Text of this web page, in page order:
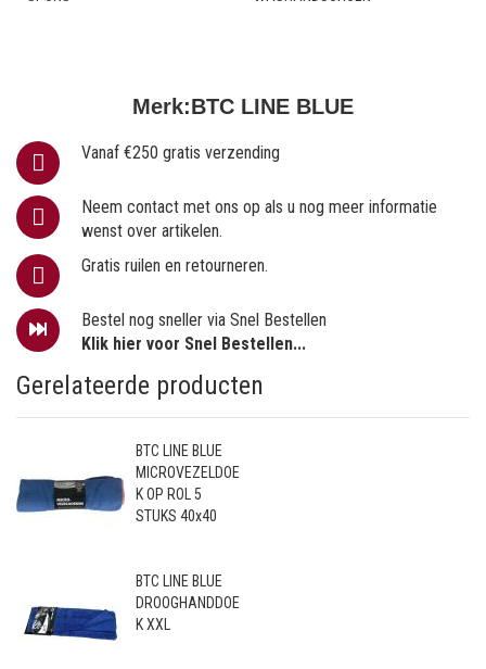
Merk:BTC LINE BLUE
Vanaf €250 gratis verzending
Neem contact met ons op als u nog meer informatie
wenst over artikelen.
Gratis ruilen en retourneren.
Bestel nog sneller via Snel Bestellen
Klik hier voor Snel Bestellen...
Gerelateerde producten
BTC LINE BLUE
MICROVEZELDOE
K OP ROL 5
STUKS 40x40
BTC LINE BLUE
DROOGHANDDOE
K XXL